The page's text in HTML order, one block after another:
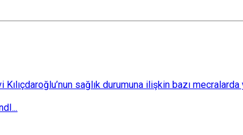
sağlık durumuna ilişkin bazı